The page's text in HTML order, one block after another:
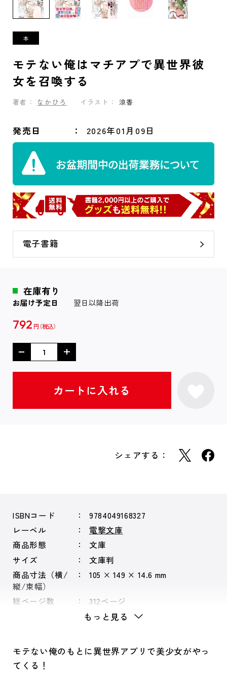
モテない俺はマチアプで異世界彼
女を召喚する
著者： なかひろ イラスト： 涼香
発売日 2026年01月09日
電子書籍
在庫有り
お届け予定日 翌日以降出荷
792 円
シェアする：
ISBNコード
9784049168327
レーベル
電撃文庫
商品形態
文庫
サイズ
文庫判
商品寸法（横/
縦/束幅）
105 × 149 × 14.6 mm
総ページ数 312ページ
もっと見る
モテない俺のもとに異世界アプリで美少女がやっ
てくる！